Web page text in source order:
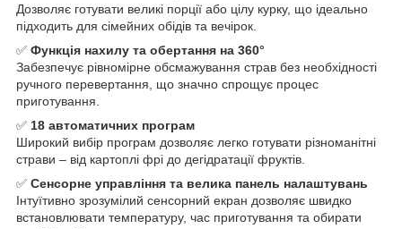
Дозволяє готувати великі порції або цілу курку, що ідеально
підходить для сімейних обідів та вечірок.
✅ Функція нахилу та обертання на 360°
Забезпечує рівномірне обсмажування страв без необхідності
ручного перевертання, що значно спрощує процес
приготування.
✅ 18 автоматичних програм
Широкий вибір програм дозволяє легко готувати різноманітні
страви – від картоплі фрі до дегідратації фруктів.
✅ Сенсорне управління та велика панель налаштувань
Інтуїтивно зрозумілий сенсорний екран дозволяє швидко
встановлювати температуру, час приготування та обирати